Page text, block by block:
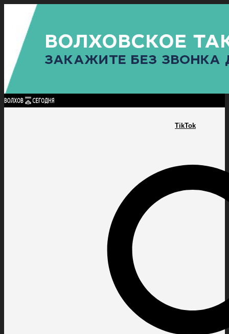
TikTok
Найти:
ГЛАВНАЯ ПОЛИТИКАПРОИСШЕСТВИЯ ПРОКУРАТУРАСПОРТ
ПОЛИТИКА
КУЛЬТУРА
ПОСЕЛЕНИЯ